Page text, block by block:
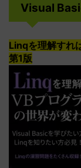
Visual
Linqを理解すれ
第1版